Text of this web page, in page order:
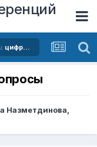
Информационная среда старших возрастов: цифровой разрыв и новые возможности
Назметдинова,